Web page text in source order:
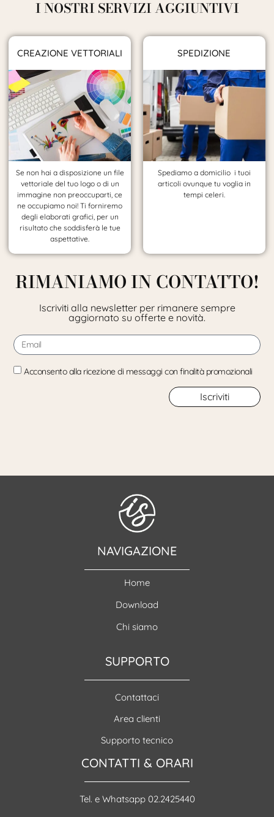
I NOSTRI SERVIZI AGGIUNTIVI
CREAZIONE VETTORIALI
Se non hai a disposizione un file
vettoriale del tuo logo o di un
immagine non preoccuparti, ce
ne occupiamo noi! Ti forniremo
degli elaborati grafici, per un
risultato che soddisferà le tue
aspettative.
SPEDIZIONE
Spediamo a domicilio i tuoi
articoli ovunque tu voglia in
tempi celeri.
RIMANIAMO IN CONTATTO!
Iscriviti alla newsletter per rimanere sempre
aggiornato su offerte e novità.
Acconsento alla ricezione di messaggi con finalità promozionali
Iscriviti
NAVIGAZIONE
Home
Download
Chi siamo
SUPPORTO
Contattaci
Area clienti
Supporto tecnico
CONTATTI & ORARI
Tel. e Whatsapp 02.2425440